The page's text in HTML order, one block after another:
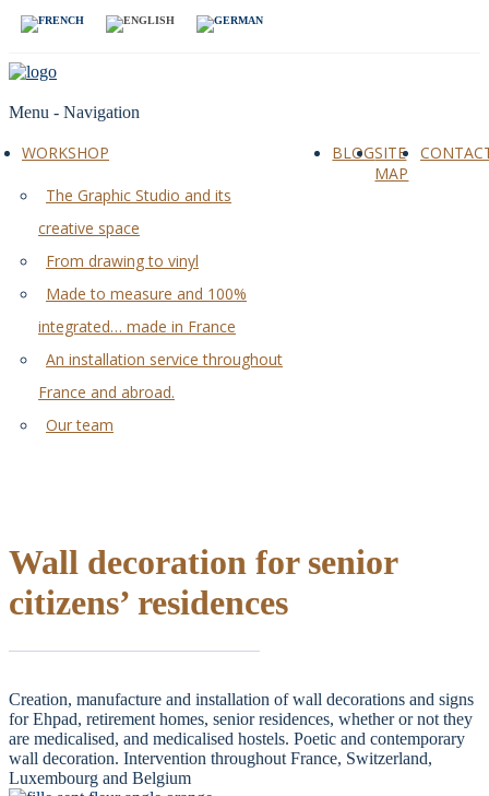
Menu - Navigation
WORKSHOP
The Graphic Studio and its
creative space
From drawing to vinyl
Made to measure and 100%
integrated… made in France
An installation service throughout
France and abroad.
Our team
BLOGSITE
MAP
Wall decoration for senior
citizens’ residences
Creation, manufacture and installation of wall decorations and signs
for Ehpad, retirement homes, senior residences, whether or not they
are medicalised, and medicalised hostels. Poetic and contemporary
wall decoration. Intervention throughout France, Switzerland,
Luxembourg and Belgium